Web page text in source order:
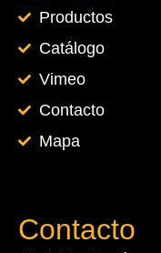
Productos
Catálogo
Vimeo
Contacto
Mapa
Contacto